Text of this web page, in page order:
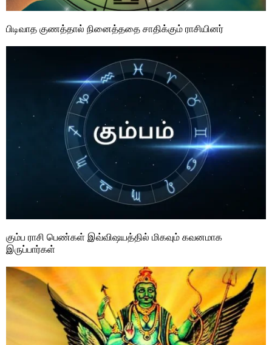
பிடிவாத குணத்தால் நினைத்ததை சாதிக்கும் ராசியினர்
கும்ப ராசி பெண்கள் இவ்விஷயத்தில் மிகவும் கவனமாக
இருப்பார்கள்